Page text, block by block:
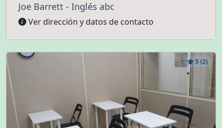
Joe Barrett - Inglés abc
Ver dirección y datos de contacto
5 (2)